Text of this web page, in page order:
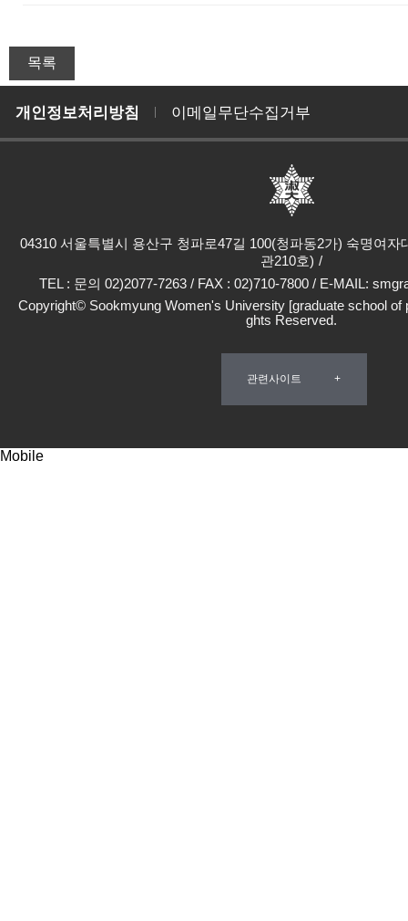
개인정보처리방침 이메일무단수집거부
04310 서울특별시 용산구 청파로47길 100(청파동2가) 숙명여자
관210호)
TEL : 문의 02)2077-7263 / FAX : 02)710-7800 / E-MAIL:
Copyright© Sookmyung Women's University [graduate school of
ghts Reserved.
관련사이트